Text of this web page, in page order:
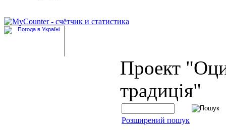
Проект
традиція"
Розширений пошук